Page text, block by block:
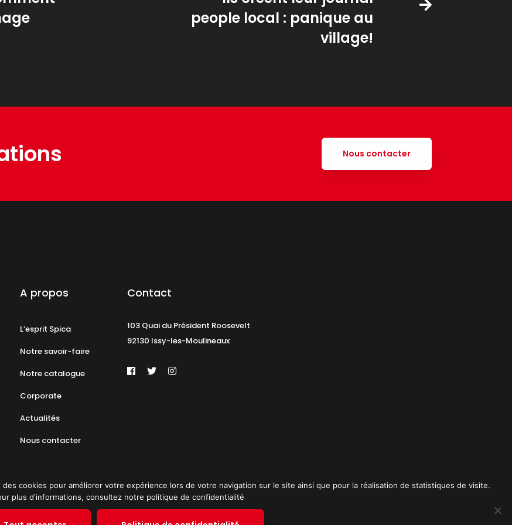
people local : panique au
village!
Nous contacter
A propos
L’esprit Spica
Notre savoir-faire
Notre catalogue
Corporate
Actualités
Nous contacter
Contact
103 Quai du Président Roosevelt
92130 Issy-les-Moulineaux
Plan du site © 2019 PATRICK SPICA PRODUCTIONS. Tous droits réservés.
cookies pour améliorer votre expérience lors de votre navigation sur le site ainsi que pour la réalisation de statistiques de visite.
plus d'informations, consultez notre politique de confidentialité